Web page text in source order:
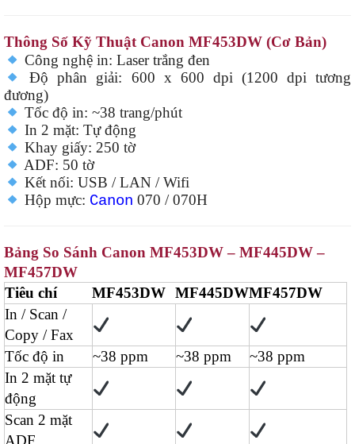
Thông Số Kỹ Thuật Canon MF453DW (Cơ Bản)
Công nghệ in: Laser trắng đen
Độ phân giải: 600 x 600 dpi (1200 dpi tương
đương)
Tốc độ in: ~38 trang/phút
In 2 mặt: Tự động
Khay giấy: 250 tờ
ADF: 50 tờ
Kết nối: USB / LAN / Wifi
Hộp mực: Canon 070 / 070H
Bảng So Sánh Canon MF453DW – MF445DW –
MF457DW
Tiêu chí
MF453DW MF445DWMF457DW
In / Scan /
Copy / Fax
Tốc độ in
~38 ppm ~38 ppm
~38 ppm
In 2 mặt tự
động
Scan 2 mặt